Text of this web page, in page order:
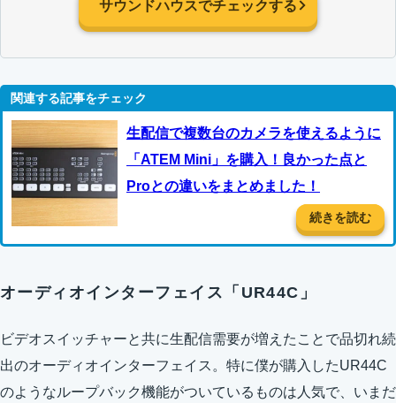
サウンドハウスでチェックする
生配信で複数台のカメラを使えるように
「ATEM Mini」を購入！良かった点と
Proとの違いをまとめました！
続きを読む
オーディオインターフェイス「UR44C」
ビデオスイッチャーと共に生配信需要が増えたことで品切れ続
出のオーディオインターフェイス。特に僕が購入したUR44C
のようなループバック機能がついているものは人気で、いまだ